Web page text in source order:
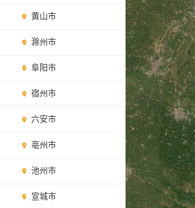
黄山市
滁州市
阜阳市
宿州市
六安市
亳州市
池州市
宣城市